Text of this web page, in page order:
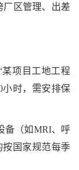
厂区管理、出差
某项目工地工程
小时，需安排保
备（如MRI、呼
国家规范每季